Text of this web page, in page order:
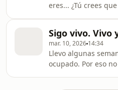
eres... ¿Tú crees
eso hablamos hoy. ESCUCHA TODOS
LOS EPISODIOS DE
PODCAST: https://
Sigo vivo. Vivo
mar. 10, 2026 14:34
Llevo algunas
ocupado. Por eso